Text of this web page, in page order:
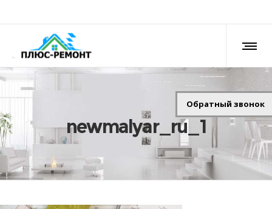
newmalyar_ru_1
Обратный звонок